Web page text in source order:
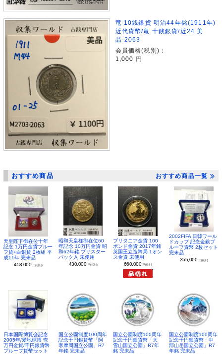
竜 10銭銀貨 明治44年銘(1911年)
近代貨幣/竜 十銭銀貨/近24 美
品-2063
会員価格(税別)：
1,000 円
おすすめ商品 おすすめ商品一覧
天皇陛下御在位十年
記念 1万円金貨プルー
フ貨+白銅貨 2枚組 平
成11年 完未品
458,000 円(税別)
昭和天皇様御在位60
年記念 10万円金貨 昭
和62年銘 ブリスター
パック入 未使用
430,000 円(税別)
ブリタニア金貨 100
ポンド金貨 2017年銘
英国王立造幣局 1オン
ス金貨 未使用
660,000 円(税別)
2002FIFA 日韓ワール
ドカップ 記念金銀プ
ルーフ貨幣 2枚セット
完未品
355,000 円(税別)
日本国際博覧会記念
2005年/愛地球博 壱
万円金貨/千円銀貨幣
プルーフ貨幣セット
国立公園制度100周年
記念千円銀貨幣「阿
寒摩周国立公園」R7
年銘 完未品
国立公園制度100周年
記念千円銀貨幣「大
雪山国立公園」R7年
銘 完未品
国立公園制度100周年
記念千円銀貨幣「中
部山岳国立公園」R7
年銘 完未品